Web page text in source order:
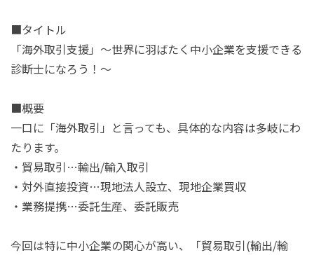
■タイトル
「海外取引支援」～世界に羽ばたく中小企業を支援できる
診断士になろう！～
■概要
一口に「海外取引」と言っても、具体的な内容は多岐にわ
たります。
・貿易取引…輸出/輸入取引
・対外直接投資…現地法人設立、現地企業買収
・業務提携…委託生産、委託販売
今回は特に中小企業の関心が高い、「貿易取引(輸出/輸